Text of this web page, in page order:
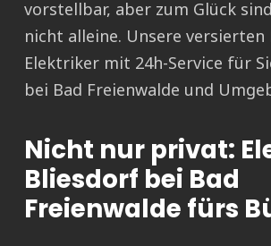
vorstellbar, aber zum Glück
nicht alleine. Unsere
Elektriker mit 24h-Service für
bei Bad Freienwalde und
Nicht nur privat:
Bliesdorf bei Bad
Freienwalde fürs